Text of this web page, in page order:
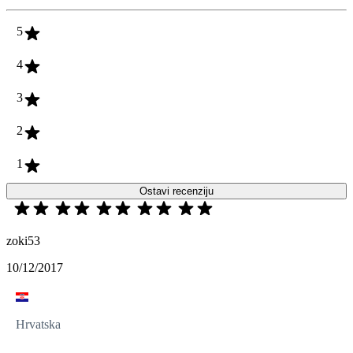
5
4
3
2
1
Ostavi recenziju
zoki53
10/12/2017
Hrvatska